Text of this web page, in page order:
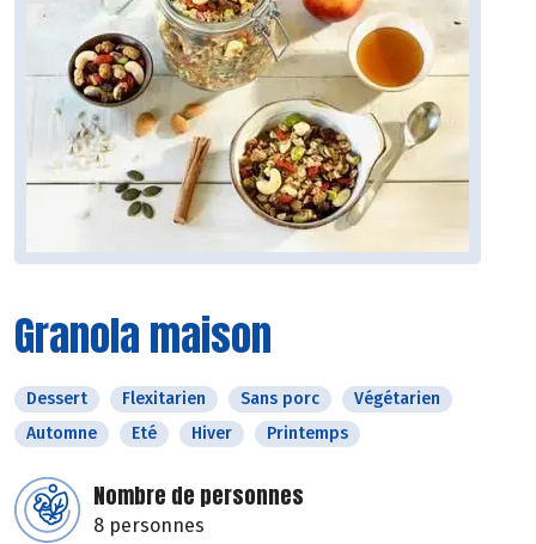
Granola maison
Dessert Flexitarien Sans porc
Végétarien
Automne
Eté Hiver Printemps
Nombre de personnes
8 personnes